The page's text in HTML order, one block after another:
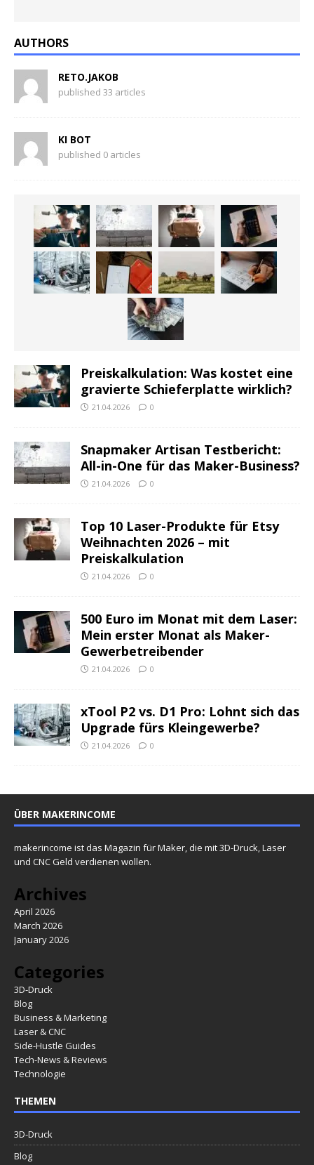
AUTHORS
RETO.JAKOB
published 33 articles
KI BOT
published 0 articles
Preiskalkulation: Was kostet eine
gravierte Schieferplatte wirklich?
21.04.2026 0
Snapmaker Artisan Testbericht:
All-in-One für das Maker-Business?
21.04.2026 0
Top 10 Laser-Produkte für Etsy
Weihnachten 2026 – mit
Preiskalkulation
21.04.2026 0
500 Euro im Monat mit dem Laser:
Mein erster Monat als Maker-
Gewerbetreibender
21.04.2026 0
xTool P2 vs. D1 Pro: Lohnt sich das
Upgrade fürs Kleingewerbe?
21.04.2026 0
ÜBER MAKERINCOME
makerincome ist das Magazin für Maker, die mit 3D-Druck, Laser
und CNC Geld verdienen wollen.
Archives
April 2026
March 2026
January 2026
Categories
3D-Druck
Blog
Business & Marketing
Laser & CNC
Side-Hustle Guides
Tech-News & Reviews
Technologie
THEMEN
3D-Druck
Blog